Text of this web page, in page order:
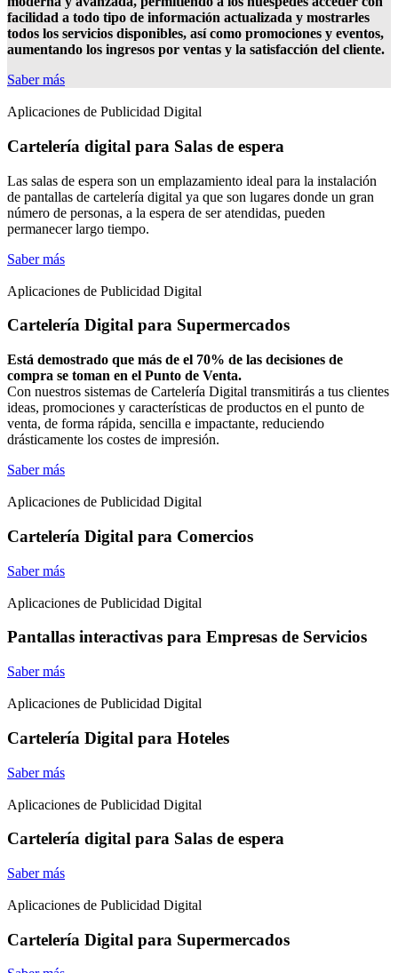
facilidad a todo tipo de información actualizada y mostrarles
todos los servicios disponibles, así como promociones y eventos,
aumentando los ingresos por ventas y la satisfacción del cliente.
Saber más
Aplicaciones de Publicidad Digital
Cartelería digital para Salas de espera
Las salas de espera son un emplazamiento ideal para la instalación
de pantallas de cartelería digital ya que son lugares donde un gran
número de personas, a la espera de ser atendidas, pueden
permanecer largo tiempo.
Saber más
Aplicaciones de Publicidad Digital
Cartelería Digital para Supermercados
Está demostrado que más de el 70% de las decisiones de
compra se toman en el Punto de Venta.
Con nuestros sistemas de Cartelería Digital transmitirás a tus clientes
ideas, promociones y características de productos en el punto de
venta, de forma rápida, sencilla e impactante, reduciendo
drásticamente los costes de impresión.
Saber más
Aplicaciones de Publicidad Digital
Cartelería Digital para Comercios
Saber más
Aplicaciones de Publicidad Digital
Pantallas interactivas para Empresas de Servicios
Saber más
Aplicaciones de Publicidad Digital
Cartelería Digital para Hoteles
Saber más
Aplicaciones de Publicidad Digital
Cartelería digital para Salas de espera
Saber más
Aplicaciones de Publicidad Digital
Cartelería Digital para Supermercados